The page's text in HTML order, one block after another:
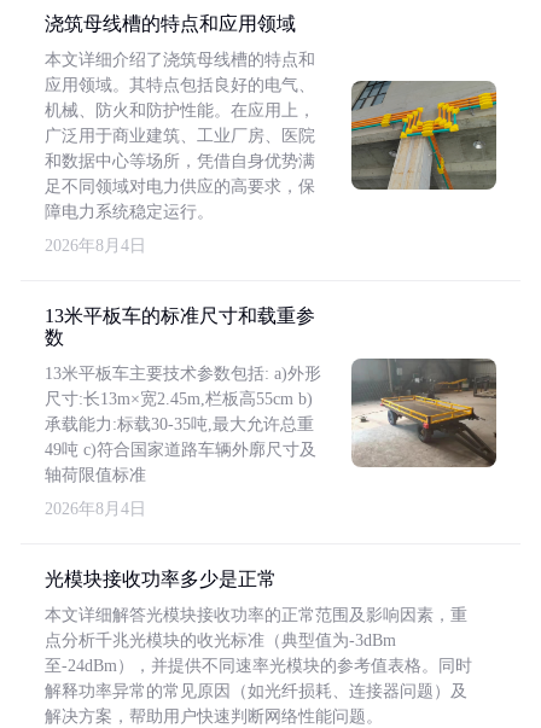
浇筑母线槽的特点和应用领域
本文详细介绍了浇筑母线槽的特点和
应用领域。其特点包括良好的电气、
机械、防火和防护性能。在应用上，
广泛用于商业建筑、工业厂房、医院
和数据中心等场所，凭借自身优势满
足不同领域对电力供应的高要求，保
障电力系统稳定运行。
2026年8月4日
13米平板车的标准尺寸和载重参
数
13米平板车主要技术参数包括: a)外形
尺寸:长13m×宽2.45m,栏板高55cm b)
承载能力:标载30-35吨,最大允许总重
49吨 c)符合国家道路车辆外廓尺寸及
轴荷限值标准
2026年8月4日
光模块接收功率多少是正常
本文详细解答光模块接收功率的正常范围及影响因素，重
点分析千兆光模块的收光标准（典型值为-3dBm
至-24dBm），并提供不同速率光模块的参考值表格。同时
解释功率异常的常见原因（如光纤损耗、连接器问题）及
解决方案，帮助用户快速判断网络性能问题。